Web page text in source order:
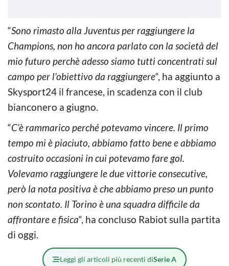
“Sono rimasto alla Juventus per raggiungere la
Champions, non ho ancora parlato con la società del
mio futuro perchè adesso siamo tutti concentrati sul
campo per l’obiettivo da raggiungere“, ha aggiunto a
Skysport24 il francese, in scadenza con il club
bianconero a giugno.
“C’è rammarico perché potevamo vincere. Il primo
tempo mi è piaciuto, abbiamo fatto bene e abbiamo
costruito occasioni in cui potevamo fare gol.
Volevamo raggiungere le due vittorie consecutive,
però la nota positiva è che abbiamo preso un punto
non scontato. Il Torino è una squadra difficile da
affrontare e fisica“, ha concluso Rabiot sulla partita
di oggi.
Leggi gli articoli più recenti diSerie A